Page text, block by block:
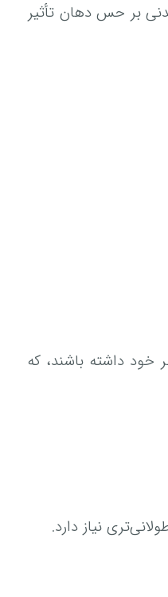
بر حس دهان تأثیر
خود داشته باشند، که
نیاز دارد.